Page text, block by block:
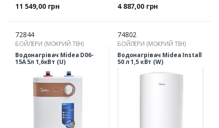
Ціна
11 549,00 грн Ціна
4 887,00 грн
72844
БОЙЛЕРИ (МОКРИЙ ТЕН)
Водонагрівач Midea D06-
15A 5л 1,6кВт (U)
74802
БОЙЛЕРИ (МОКРИЙ ТЕН)
Водонагрівач Midea Install
50 л 1,5 кВт (W)